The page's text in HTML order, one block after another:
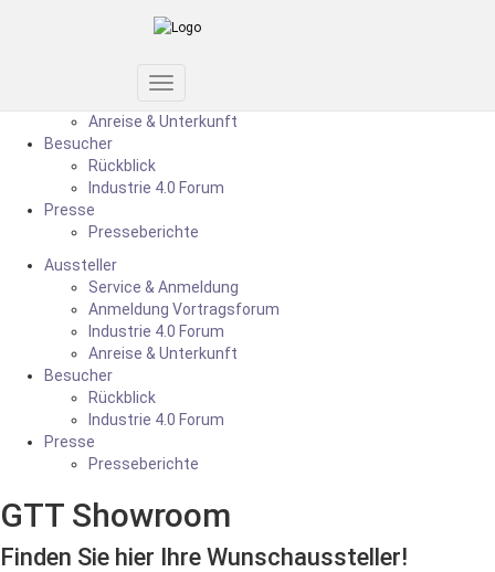
Navigation
Anmeldung Vortragsforum
Anreise & Unterkunft
Besucher
Rückblick
Industrie 4.0 Forum
Presse
Presseberichte
Aussteller
Service & Anmeldung
Anmeldung Vortragsforum
Industrie 4.0 Forum
Anreise & Unterkunft
Besucher
Rückblick
Industrie 4.0 Forum
Presse
Presseberichte
GTT Showroom
Finden Sie hier Ihre Wunschaussteller!